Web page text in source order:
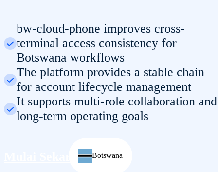
bw-cloud-phone improves cross-
terminal access consistency for
Botswana workflows
The platform provides a stable chain
for account lifecycle management
It supports multi-role collaboration and
long-term operating goals
Mulai SekarangBotswana